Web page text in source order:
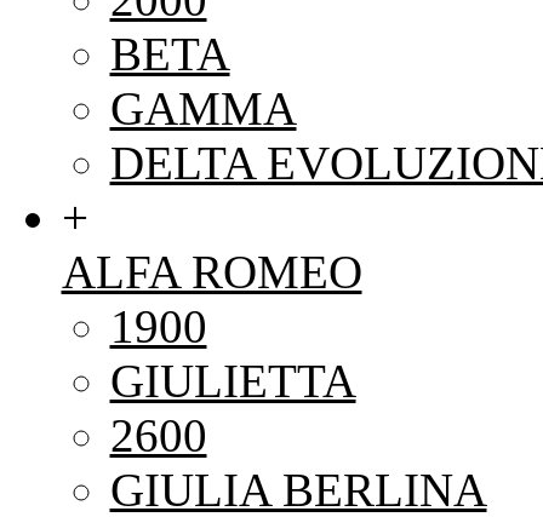
BETA
GAMMA
DELTA
+
ALFA ROMEO
1900
GIULIETTA
2600
GIULIA BERLINA